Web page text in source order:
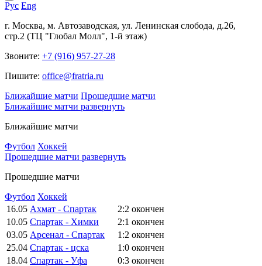
Рус Eng
г. Москва, м. Автозаводская, ул. Ленинская слобода, д.26,
стр.2 (ТЦ "Глобал Молл", 1-й этаж)
Звоните: +7 (916) 957-27-28
Пишите: office@fratria.ru
Ближайшие матчи Прошедшие матчи
Ближайшие матчи развернуть
Ближайшие матчи
Футбол Хоккей
Прошедшие матчи развернуть
Прошедшие матчи
Футбол Хоккей
16.05 Ахмат - Спартак 2:2 окончен
10.05 Спартак - Химки 2:1 окончен
03.05 Арсенал - Спартак 1:2 окончен
25.04 Спартак - цска 1:0 окончен
18.04 Спартак - Уфа 0:3 окончен